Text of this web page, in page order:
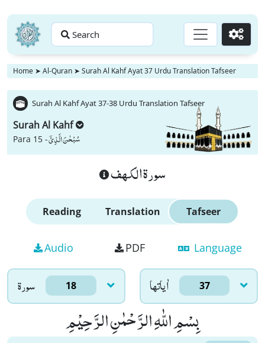
Search Go
Home ➤ Al-Quran ➤ Surah Al Kahf Ayat 37 Urdu Translation Tafseer
Surah Al Kahf Ayat 37-38 Urdu Translation Tafseer
Surah Al Kahf
Para 15 -سُبْحٰنَ الَّذِیْۤ
سورة الكهف
Reading Translation Tafseer
Audio PDF Language
سورۃ 18 اٰياتها 37
بِسْمِ اللّٰهِ الرَّحْمٰنِ الرَّحِیْمِ